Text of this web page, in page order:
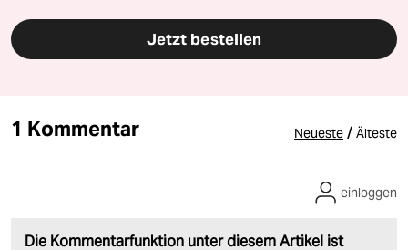
Jetzt bestellen
1 Kommentar Neueste / Älteste
Die Kommentarfunktion unter diesem Artikel ist
einloggen